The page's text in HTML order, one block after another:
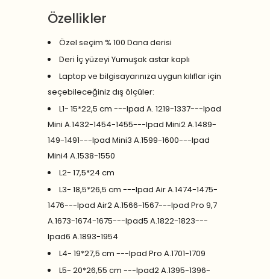
Özellikler
Özel seçim % 100 Dana derisi
Deri İç yüzeyi Yumuşak astar kaplı
Laptop ve bilgisayarınıza uygun kılıflar için
seçebileceğiniz dış ölçüler:
L1- 15*22,5 cm ---Ipad A. 1219-1337---Ipad
Mini A.1432-1454-1455---Ipad Mini2 A.1489-
149-1491---Ipad Mini3 A.1599-1600---Ipad
Mini4 A.1538-1550
L2- 17,5*24 cm
L3- 18,5*26,5 cm ---Ipad Air A.1474-1475-
1476---Ipad Air2 A.1566-1567---Ipad Pro 9,7
A.1673-1674-1675---Ipad5 A.1822-1823---
Ipad6 A.1893-1954
L4- 19*27,5 cm ---Ipad Pro A.1701-1709
L5- 20*26,55 cm ---Ipad2 A.1395-1396-